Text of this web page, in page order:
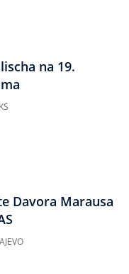
na 19.
Davora Marausa